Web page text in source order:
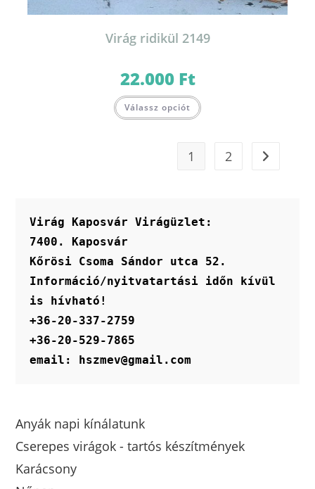
Virág ridikül 2149
22.000 Ft
Válassz opciót
1 2
Virág Kaposvár Virágüzlet:
7400. Kaposvár
Kőrösi Csoma Sándor utca 52.
Információ/nyitvatartási időn kívül
is hívható!
+36-20-337-2759
+36-20-529-7865
email: hszmev@gmail.com
Anyák napi kínálatunk
Cserepes virágok - tartós készítmények
Karácsony